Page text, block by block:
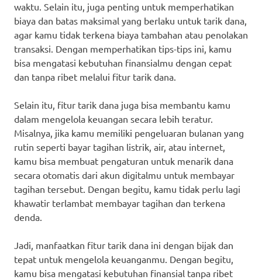
waktu. Selain itu, juga penting untuk memperhatikan
biaya dan batas maksimal yang berlaku untuk tarik dana,
agar kamu tidak terkena biaya tambahan atau penolakan
transaksi. Dengan memperhatikan tips-tips ini, kamu
bisa mengatasi kebutuhan finansialmu dengan cepat
dan tanpa ribet melalui fitur tarik dana.
Selain itu, fitur tarik dana juga bisa membantu kamu
dalam mengelola keuangan secara lebih teratur.
Misalnya, jika kamu memiliki pengeluaran bulanan yang
rutin seperti bayar tagihan listrik, air, atau internet,
kamu bisa membuat pengaturan untuk menarik dana
secara otomatis dari akun digitalmu untuk membayar
tagihan tersebut. Dengan begitu, kamu tidak perlu lagi
khawatir terlambat membayar tagihan dan terkena
denda.
Jadi, manfaatkan fitur tarik dana ini dengan bijak dan
tepat untuk mengelola keuanganmu. Dengan begitu,
kamu bisa mengatasi kebutuhan finansial tanpa ribet